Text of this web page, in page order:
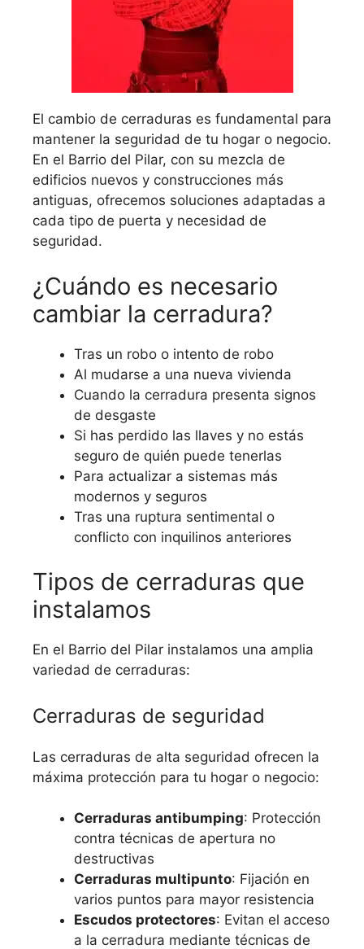
El cambio de cerraduras es fundamental para
mantener la seguridad de tu hogar o negocio.
En el Barrio del Pilar, con su mezcla de
edificios nuevos y construcciones más
antiguas, ofrecemos soluciones adaptadas a
cada tipo de puerta y necesidad de
seguridad.
¿Cuándo es necesario
cambiar la cerradura?
Tras un robo o intento de robo
Al mudarse a una nueva vivienda
Cuando la cerradura presenta signos
de desgaste
Si has perdido las llaves y no estás
seguro de quién puede tenerlas
Para actualizar a sistemas más
modernos y seguros
Tras una ruptura sentimental o
conflicto con inquilinos anteriores
Tipos de cerraduras que
instalamos
En el Barrio del Pilar instalamos una amplia
variedad de cerraduras:
Cerraduras de seguridad
Las cerraduras de alta seguridad ofrecen la
máxima protección para tu hogar o negocio:
Cerraduras antibumping: Protección
contra técnicas de apertura no
destructivas
Cerraduras multipunto: Fijación en
varios puntos para mayor resistencia
Escudos protectores: Evitan el acceso
a la cerradura mediante técnicas de